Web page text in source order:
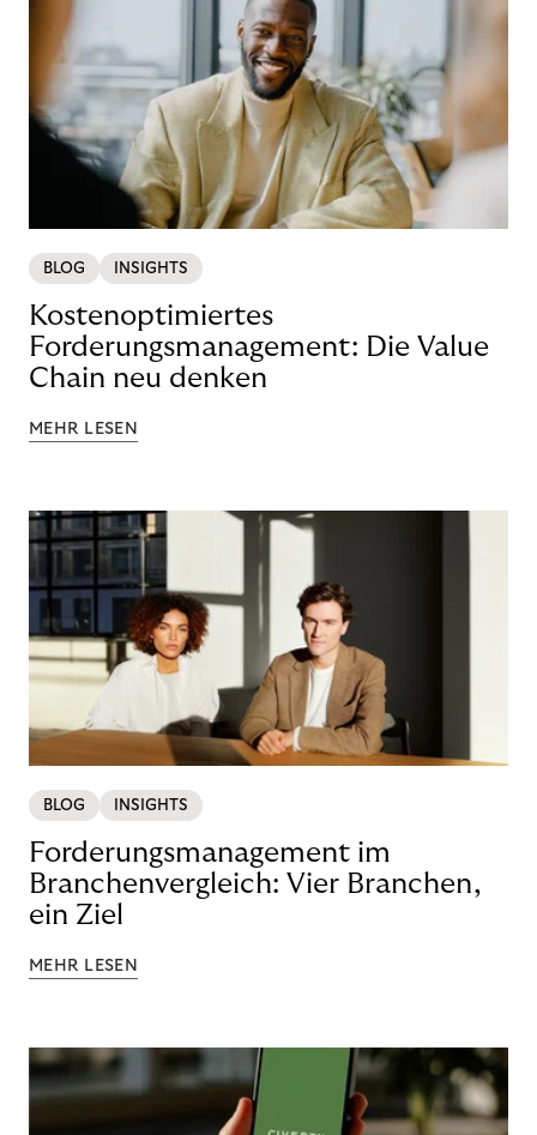
BLOG INSIGHTS
Kostenoptimiertes
Forderungsmanagement: Die Value
Chain neu denken
MEHR LESEN
BLOG INSIGHTS
Forderungsmanagement im
Branchenvergleich: Vier Branchen,
ein Ziel
MEHR LESEN